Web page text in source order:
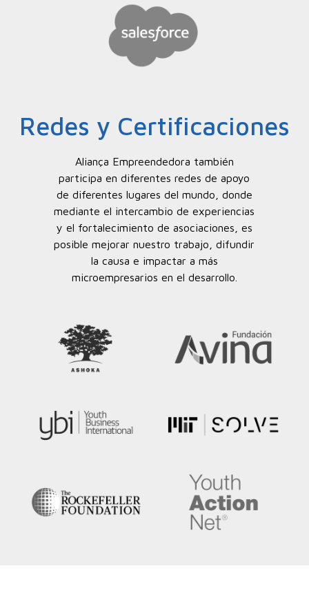
Redes y Certificaciones
Aliança Empreendedora también
participa en diferentes redes de apoyo
de diferentes lugares del mundo, donde
mediante el intercambio de experiencias
y el fortalecimiento de asociaciones, es
posible mejorar nuestro trabajo, difundir
la causa e impactar a más
microempresarios en el desarrollo.